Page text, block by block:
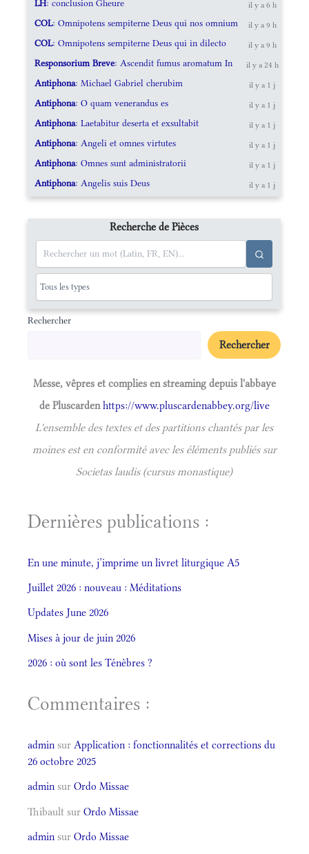
LH: conclusion Gheure il y a 6 h
COL: Omnipotens sempiterne Deus qui nos omnium il y a 9 h
COL: Omnipotens sempiterne Deus qui in dilecto il y a 9 h
Responsorium Breve: Ascendit fumus aromatum In il y a 24 h
Antiphona: Michael Gabriel cherubim il y a 1 j
Antiphona: O quam venerandus es il y a 1 j
Antiphona: Laetabitur deserta et exsultabit il y a 1 j
Antiphona: Angeli et omnes virtutes il y a 1 j
Antiphona: Omnes sunt administratorii il y a 1 j
Antiphona: Angelis suis Deus il y a 1 j
Recherche de Pièces
Rechercher
Rechercher
Messe, vêpres et complies en streaming depuis l'abbaye
de Pluscardenhttps://www.pluscardenabbey.org/live
L'ensemble des textes et des partitions chantés par les
moines est en conformité avec les éléments publiés sur
Societas laudis (cursus monastique)
Dernières publications :
En une minute, j’imprime un livret liturgique A5
Juillet 2026 : nouveau : Méditations
Updates June 2026
Mises à jour de juin 2026
2026 : où sont les Ténèbres ?
Commentaires :
admin sur Application : fonctionnalités et corrections du
26 octobre 2025
admin sur Ordo Missae
Thibault sur Ordo Missae
admin sur Ordo Missae